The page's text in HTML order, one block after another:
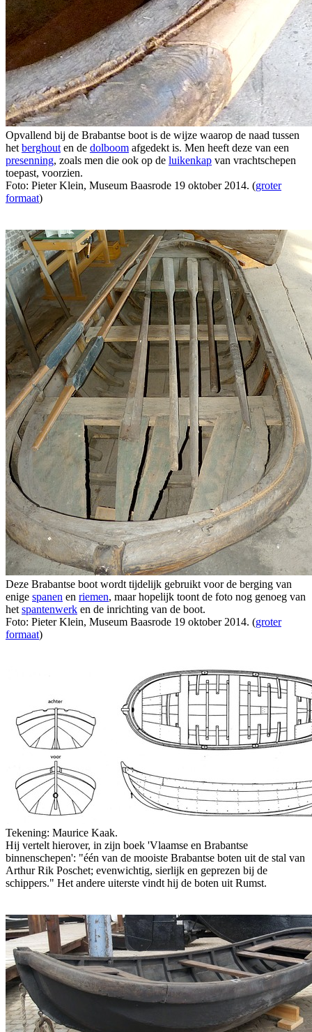
Opvallend bij de Brabantse boot is de wijze waarop de naad tussen
het berghout en de dolboom afgedekt is. Men heeft deze van een
presenning, zoals men die ook op de luikenkap van vrachtschepen
toepast, voorzien.
Foto: Pieter Klein, Museum Baasrode 19 oktober 2014. (groter
formaat)
Deze Brabantse boot wordt tijdelijk gebruikt voor de berging van
enige spanen en riemen, maar hopelijk toont de foto nog genoeg van
het spantenwerk en de inrichting van de boot.
Foto: Pieter Klein, Museum Baasrode 19 oktober 2014. (groter
formaat)
Tekening: Maurice Kaak.
Hij vertelt hierover, in zijn boek 'Vlaamse en Brabantse
binnenschepen': "één van de mooiste Brabantse boten uit de stal van
Arthur Rik Poschet; evenwichtig, sierlijk en geprezen bij de
schippers." Het andere uiterste vindt hij de boten uit Rumst.